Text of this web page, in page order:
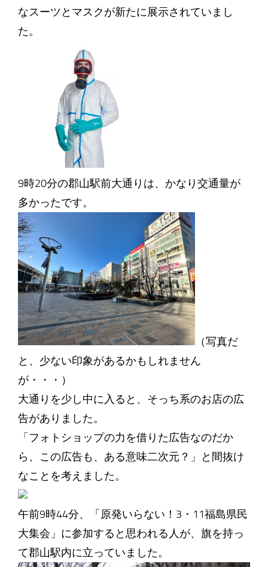
なスーツとマスクが新たに展示されていまし
た。
9時20分の郡山駅前大通りは、かなり交通量が
多かったです。
（写真だ
と、少ない印象があるかもしれません
が・・・）
大通りを少し中に入ると、そっち系のお店の広
告がありました。
「フォトショップの力を借りた広告なのだか
ら、この広告も、ある意味二次元？」と間抜け
なことを考えました。
午前9時44分、「原発いらない！3・11福島県民
大集会」に参加すると思われる人が、旗を持っ
て郡山駅内に立っていました。